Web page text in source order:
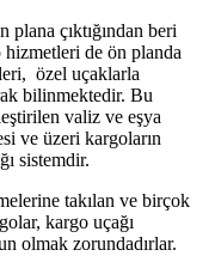
plana çıktığından beri
de ön planda
özel uçaklarla
bilinmektedir. Bu
valiz ve eşya
ve üzeri kargoların
sistemdir.
takılan ve birçok
kargo uçağı
olmak zorundadırlar.